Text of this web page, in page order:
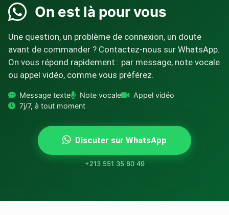
On est là pour vous
Une question, un problème de connexion, un doute
avant de commander ? Contactez-nous sur WhatsApp.
On vous répond rapidement : par message, note vocale
ou appel vidéo, comme vous préférez.
Message texte Note vocale
Appel vidéo
7j/7, à tout moment
Discuter sur WhatsApp
+213 551 35 80 49